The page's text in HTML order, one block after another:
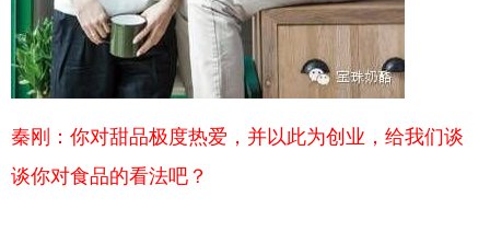
秦刚：你对甜品极度热爱，并以此为创业，给我们谈
谈你对食品的看法吧？